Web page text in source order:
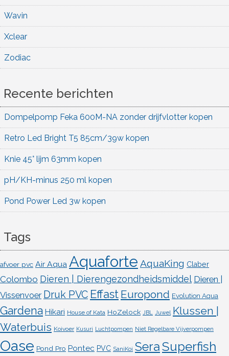
Wavin
Xclear
Zodiac
Recente berichten
Dompelpomp Feka 600M-NA zonder drijfvlotter kopen
Retro Led Bright T5 85cm/39w kopen
Knie 45° lijm 63mm kopen
pH/KH-minus 250 ml kopen
Pond Power Led 3w kopen
Tags
afvoer pvc Air Aqua Aquaforte AquaKing Claber
Colombo Dieren | Dierengezondheidsmiddel Dieren |
Vissenvoer Druk PVC Effast Europond Evolution Aqua
Gardena Hikari House of Kata HoZelock JBL Juwel Klussen |
Waterbuis Koivoer Kusuri Luchtpompen Niet Regelbare Vijverpompen
Oase Pond Pro Pontec PVC SaniKoi SeraSuperfish